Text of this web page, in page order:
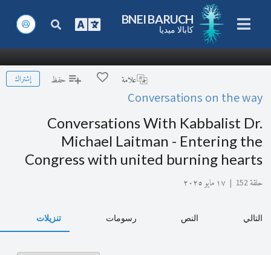
BNEI BARUCH
كابالا ميديا
علامة حفظ إشتراك
Conversations on the way
Conversations With Kabbalist Dr.
Michael Laitman - Entering the
Congress with united burning hearts
حلقة 152 | ١٧ مايو ٢٠٢٥
التالي النص رسومات تنزيلات